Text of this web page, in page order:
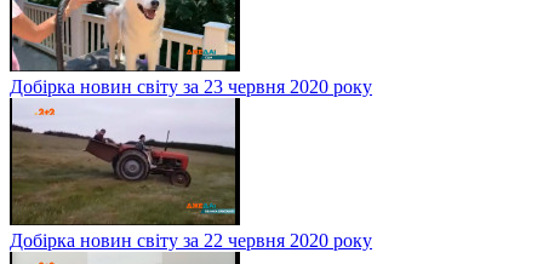
Добірка новин світу за 23 червня 2020 року
Добірка новин світу за 22 червня 2020 року